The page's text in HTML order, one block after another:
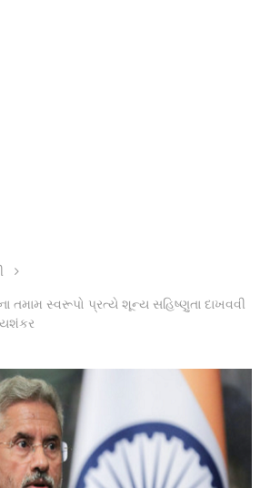
તમામ સ્વરૂપો પ્રત્યે શૂન્ય સહિષ્ણુતા દાખવવી